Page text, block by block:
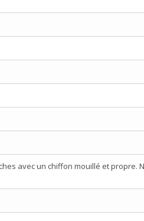
avec un chiffon mouillé et propre.